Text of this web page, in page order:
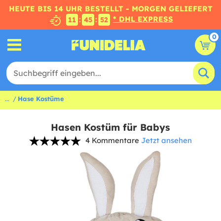
HEUTE BIS 14 UHR BESTELLT - MORGEN GELIEFERT
11 : 45 : 52 * DHL EXPRESS
0
... Hase Kostüme
Hasen Kostüm für Babys
4 Kommentare Jetzt ansehen